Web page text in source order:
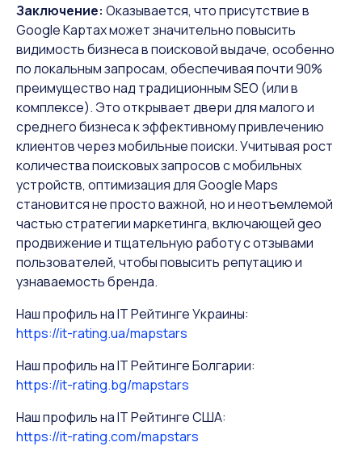
Заключение: Оказывается, что присутствие в
Google Картах может значительно повысить
видимость бизнеса в поисковой выдаче, особенно
по локальным запросам, обеспечивая почти 90%
преимущество над традиционным SEO (или в
комплексе). Это открывает двери для малого и
среднего бизнеса к эффективному привлечению
клиентов через мобильные поиски. Учитывая рост
количества поисковых запросов с мобильных
устройств, оптимизация для Google Maps
становится не просто важной, но и неотъемлемой
частью стратегии маркетинга, включающей geo
продвижение и тщательную работу с отзывами
пользователей, чтобы повысить репутацию и
узнаваемость бренда.
Наш профиль на IT РейтингеУкраины:
https://it-rating.ua/mapstars
Наш профиль на IT РейтингеБолгарии:
https://it-rating.bg/mapstars
Наш профиль на IT Рейтинге США:
https://it-rating.com/mapstars